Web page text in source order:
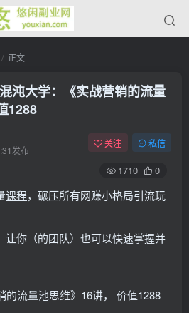
正文
沌大学：《实战营销的流量
1288
发布
关注 私信
1710 0
课程，碾压所有网赚小格局引流玩
让你（的团队）也可以快速掌握并